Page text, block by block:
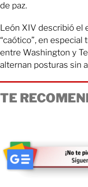
de paz.
León XIV describió el
“caótico”, en
entre Washington y
alternan posturas sin
TE